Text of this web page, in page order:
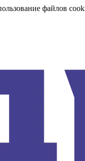
файлов